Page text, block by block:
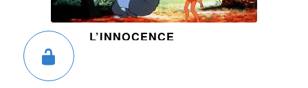
L’INNOCENCE